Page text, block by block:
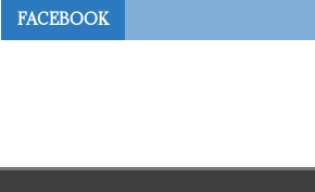
FACEBOOK